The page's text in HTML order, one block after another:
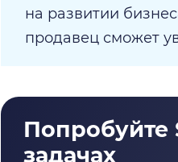
на развитии
продавец сможет